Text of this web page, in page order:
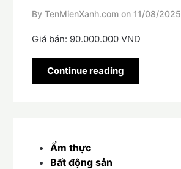
By TenMienXanh.com on 11/08/2025
Giá bán: 90.000.000 VND
Continue reading
Ẩm thực
Bất động sản